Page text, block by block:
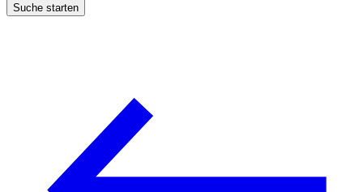
Suche starten